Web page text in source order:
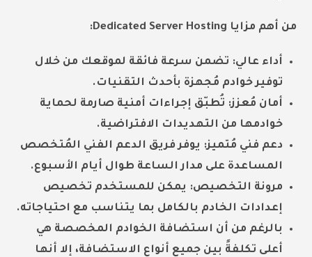
من أهم مزايا Dedicated Server Hosting:
أداء عالي: تضمن سرعة فائقة لموقعك من خلال
توفير خوادم مُجهزة بأحدث التقنيات.
أمان مُعزز: تُطبّق إجراءات أمنية صارمة لحماية
خوادمها من التهديدات الافتراضية.
دعم فني مُتميز: يوفر فريق الدعم الفني المُتخصص
المساعدة على مدار الساعة طوال أيام الأسبوع.
مرونة التخصيص: يمكن للمستخدم تخصيص
إعدادات الخادم بالكامل بما يتناسب مع احتياجاته.
بالرغم من أن استضافة الخوادم المخصصة هي
أعلى تكلفةً بين جميع أنواع الاستضافة، إلا أنها